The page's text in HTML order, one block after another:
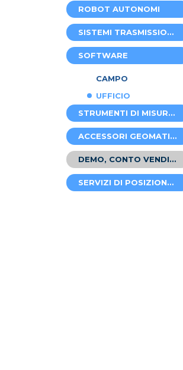
ROBOT AUTONOMI
SISTEMI TRASMISSIONE DATI
SOFTWARE
CAMPO
UFFICIO
STRUMENTI DI MISURA LASER
ACCESSORI GEOMATICA
DEMO, CONTO VENDITE E USATO
SERVIZI DI POSIZIONAMENTO